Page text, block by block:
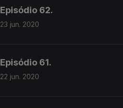
Episódio 62.
23 jun. 2020
Episódio 61.
22 jun. 2020